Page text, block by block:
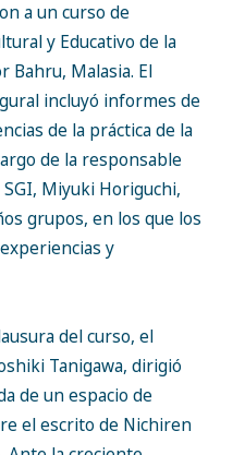
a un curso de
y Educativo de la
Bahru, Malasia. El
incluyó informes de
de la práctica de la
de la responsable
Miyuki Horiguchi,
grupos, en los que los
y
del curso, el
Tanigawa, dirigió
de un espacio de
el escrito de Nichiren